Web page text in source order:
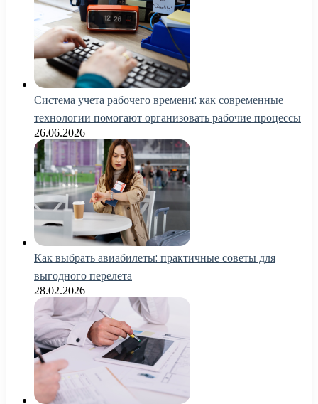
Система учета рабочего времени: как современные
технологии помогают организовать рабочие процессы
26.06.2026
Как выбрать авиабилеты: практичные советы для
выгодного перелета
28.02.2026